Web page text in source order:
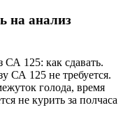
на анализ
СА 125: как сдавать.
СА 125 не требуется.
голода, время
не курить за полчаса